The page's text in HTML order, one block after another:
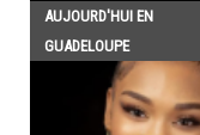
AUJOURD'HUI EN
GUADELOUPE